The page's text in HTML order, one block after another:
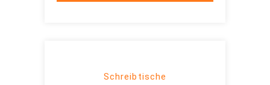
Schreibtische